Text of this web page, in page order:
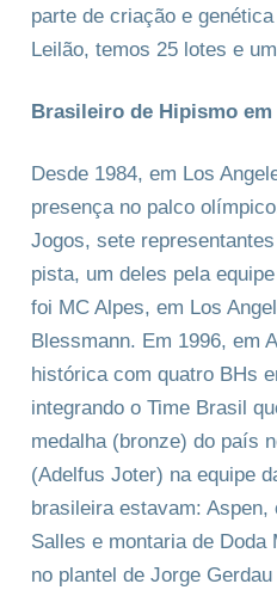
parte de criação e
Leilão, temos 25 lotes e
Brasileiro de Hipismo
Desde 1984, em Los
presença no palco
Jogos, sete
pista, um deles pela
foi MC Alpes, em Los
Blessmann. Em 1996, em
histórica com quatro BHs
integrando o Time Brasil
medalha (bronze) do país
(Adelfus Joter) na equipe
brasileira estavam:
Salles e montaria de Doda
no plantel de Jorge